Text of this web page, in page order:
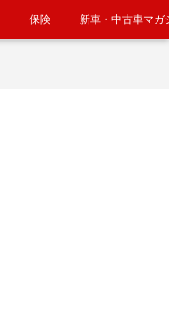
保険 新車・中古車マガ